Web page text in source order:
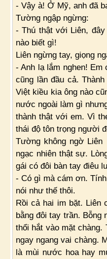
- Vậy à! Ở Mỹ, anh đã
Tường ngập ngừng:
- Thú thật với Liên,
nào biết gì!
Liên ngừng tay, giọng
- Anh lạ lắm nghen!
cũng lần đầu cả.
Việt kiều kia ông nào
nước ngoài làm gì
thành thật với em. Vì
thái độ tôn trọng người
Tường không ngờ Liên
ngạc nhiên thật sự.
gái có đôi bàn tay điêu
- Có gì mà cám ơn.
nói như thế thôi.
Rồi cả hai im bặt. Liên
bằng đôi tay trần. Bỗng
thổi hắt vào mặt
ngay ngang vai chàng.
là mùi nước hoa hay